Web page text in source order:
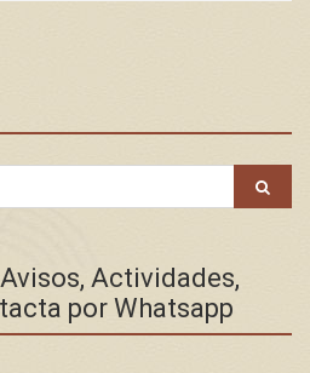
Actividades,
por Whatsapp